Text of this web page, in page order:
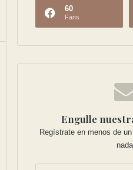
60
Fans
Engulle
Regístrate en menos de